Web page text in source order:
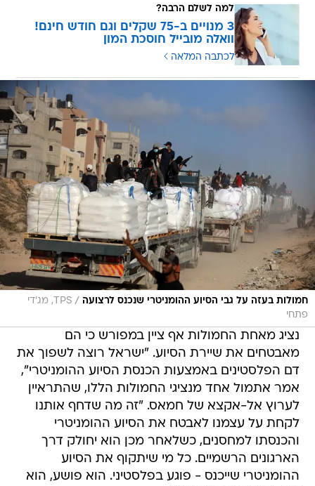
למה לשלם הרבה?
3 מנויים ב-75 שקלים וגם חודש חינם!
וואלה מובייל חוסכת המון
לכתבה המלאה
חמולות בעזה על גבי הסיוע ההומניטרי שנכנס לרצועה /
TPS, מג'די
פתחי
נציג מאחת החמולות אף ציין במפורש כי הם
מאבטחים את שיירת הסיוע. "ישראל רוצה לשפוך את
דם הפלסטינים באמצעות הכנסת הסיוע ההומניטרי",
אמר אתמול אחד מנציגי החמולות הללו, שהתראיין
לערוץ אל-אקצא של חמאס. "זה מה שדחף אותנו
לקחת על עצמנו לאבטח את הסיוע ההומניטרי
והכנסתו למחסנים, כשלאחר מכן הוא יחולק דרך
הארגונים הרשמיים. כל מי שיתקוף את הסיוע
ההומניטרי שייכנס - פוגע בפלסטיני. הוא פושע, הוא